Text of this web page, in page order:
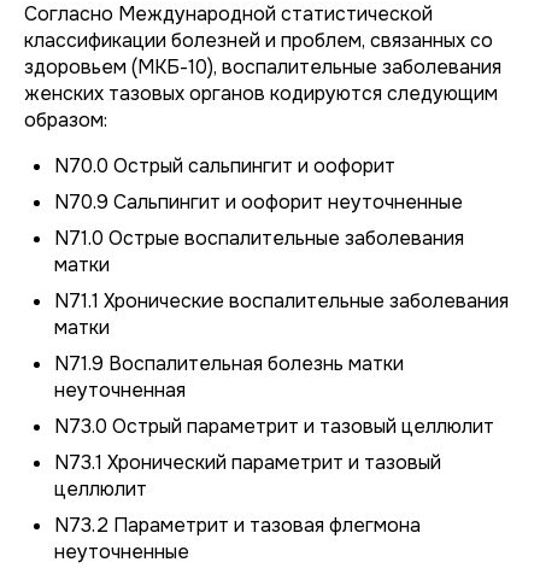
Согласно Международной статистической
классификации болезней и проблем, связанных со
здоровьем (МКБ-10), воспалительные заболевания
женских тазовых органов кодируются следующим
образом:
N70.0 Острый сальпингит и оофорит
N70.9 Сальпингит и оофорит неуточненные
N71.0 Острые воспалительные заболевания
матки
N71.1 Хронические воспалительные заболевания
матки
N71.9 Воспалительная болезнь матки
неуточненная
N73.0 Острый параметрит и тазовый целлюлит
N73.1 Хронический параметрит и тазовый
целлюлит
N73.2 Параметрит и тазовая флегмона
неуточненные